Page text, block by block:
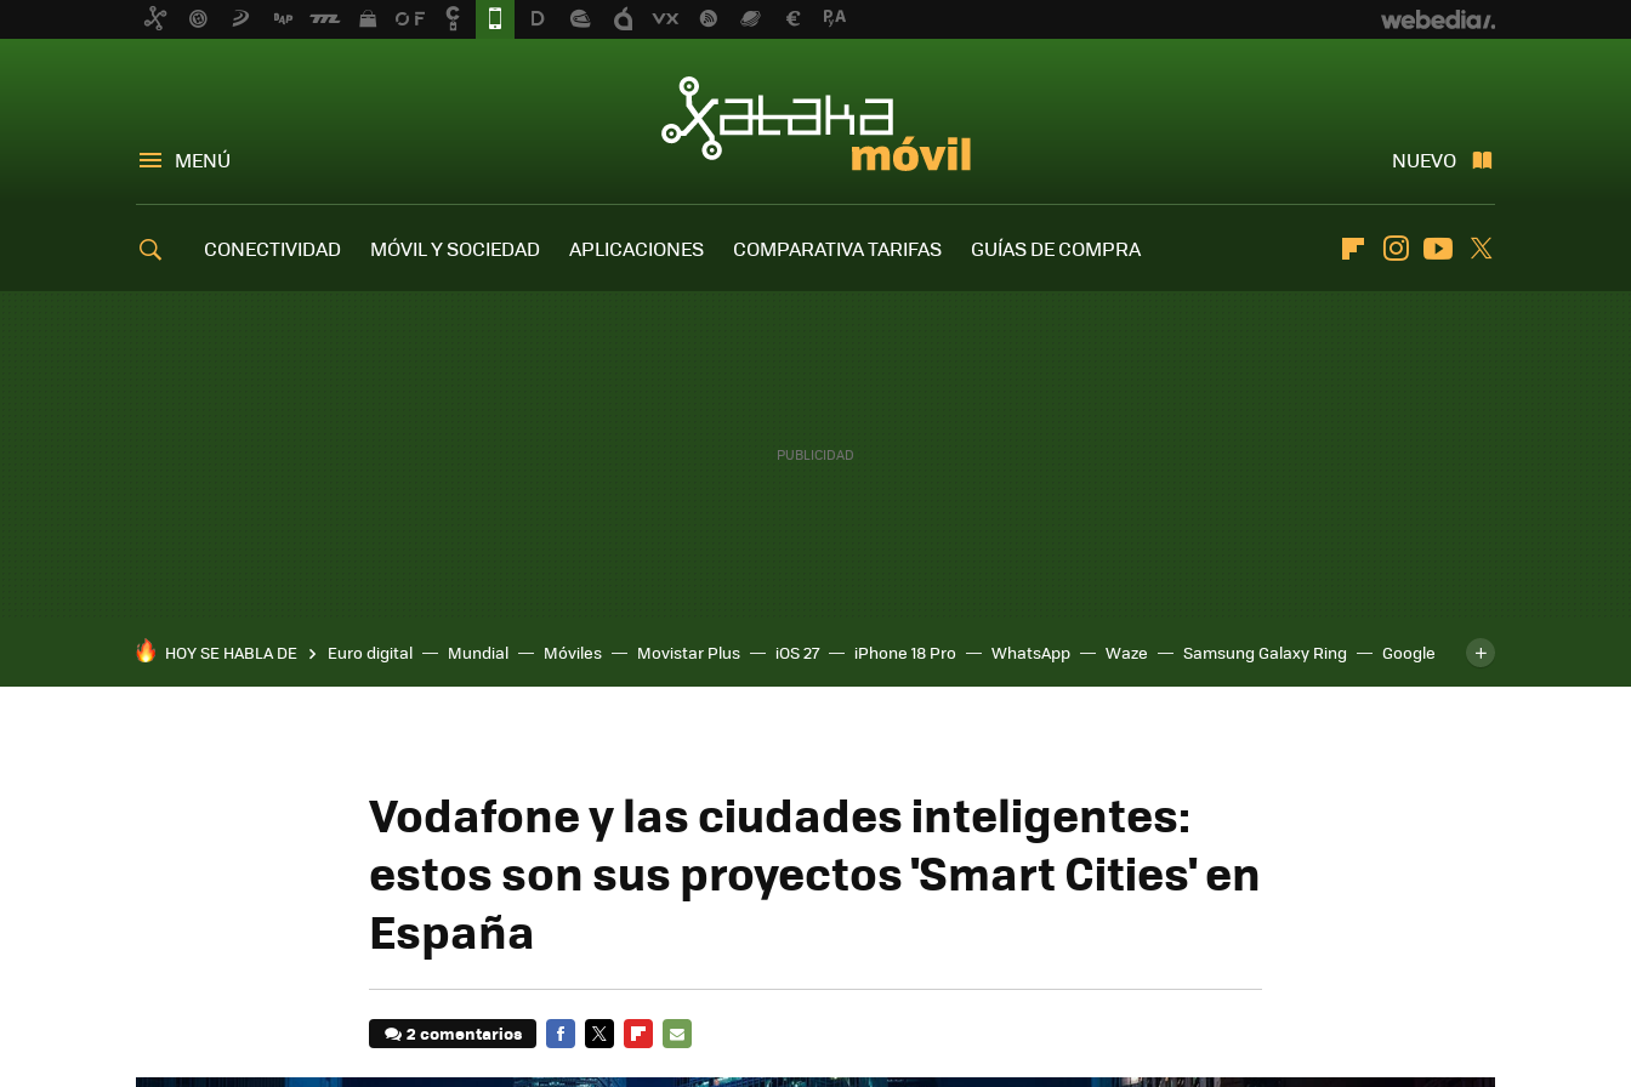
MENÚ NUEVO
CONECTIVIDAD MÓVIL Y SOCIEDAD APLICACIONES COMPARATIVA TARIFAS
GUÍAS DE COMPRA
FlipboardInstagramYoutube
HOY SE HABLA DE Euro digital Mundial Móviles Movistar Plus iOS 27 iPhone 18 Pro WhatsApp Waze Samsung Galaxy Ring
Google
Pixel 10a
Vodafone y las ciudades inteligentes:
estos son sus proyectos 'Smart Cities' en
España
2 comentarios